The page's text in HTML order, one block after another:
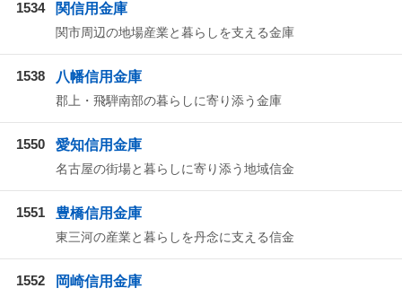
1534 関信用金庫
関市周辺の地場産業と暮らしを支える金庫
1538 八幡信用金庫
郡上・飛騨南部の暮らしに寄り添う金庫
1550 愛知信用金庫
名古屋の街場と暮らしに寄り添う地域信金
1551 豊橋信用金庫
東三河の産業と暮らしを丹念に支える信金
1552 岡崎信用金庫